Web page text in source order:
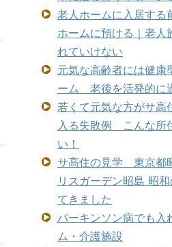
老人ホームに入居する
ホームに預ける｜老人
れていけない
元気な高齢者には健康
ーム 老後を活発的に
若くて元気な方がサ高
入る失敗例 こんな所
い！
サ高住の見学 東京都
リスガーデン昭島 昭
てきました
パーキンソン病でも入
ム・介護施設